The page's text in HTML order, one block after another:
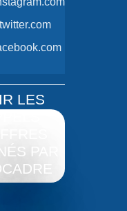
twitter.com
LES
PAR